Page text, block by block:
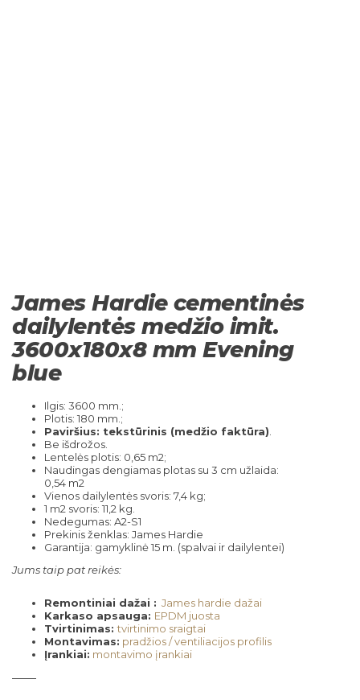
James Hardie cementinės
dailylentės medžio imit.
3600x180x8 mm Evening
blue
Ilgis: 3600 mm.;
Plotis: 180 mm.;
Paviršius: tekstūrinis (medžio faktūra)
Be išdrožos.
Lentelės plotis: 0,65 m2;
Naudingas dengiamas plotas su 3 cm užlaida:
0,54 m2
Vienos dailylentės svoris: 7,4 kg;
1 m2 svoris: 11,2 kg.
Nedegumas: A2-S1
Prekinis ženklas: James Hardie
Garantija: gamyklinė 15 m. (spalvai ir dailylentei)
Jums taip pat reikės:
Remontiniai dažai : James hardie dažai
Karkaso apsauga: EPDM juosta
Tvirtinimas:tvirtinimo sraigtai
Montavimas: pradžios / ventiliacijos profilis
Įrankiai: montavimo įrankiai